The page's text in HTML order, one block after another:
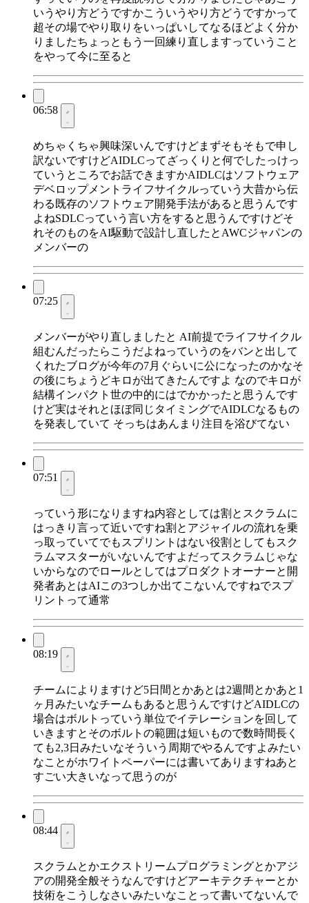
いうやり方どうですかこういうやり方どうですかって
超その場でやり取りをいっぱいしてなるほどよく分か
りましたちょっともう一回練り直しますっていうこと
をやって今に至ると
06:58
めちゃくちゃ興味深いんですけどまずそもそもで申し
訳ないですけどAIDLCってざっくりと何でしたっけっ
ていうところでお話できますかAIDLCはソフトウェア
デベロップメントライフサイクルっていう大昔から伝
わる既存のソフトウェア開発手法があると思うんです
よねSDLCっていう言い方をすると思うんですけどそ
れそのものをAI駆動で設計し直したとAWCジャパンの
メンバーの
07:25
メンバーがやり直しましたと AI前提でライフサイクル
組むんだったらこうだよねっていうのをバンと出して
くれたブログが今年の7月ぐらいに公になったのかなそ
の後にちょうどキロが出てきたんですよ なのでキロが
結構インパクト世の中的にはでかかったと思うんです
けど実はそれとほぼ同じタイミングでAIDLCなるもの
を発表していて そっちはあんまり注目を浴びてない
07:51
っていう形になりますね内容としては割とスクラムに
はっきり言って近いですね割とアジャイルの流れを乗
っ取っていてでもスプリントはない役割としてもスク
ラムマスターがいないんですよだってスクラムじゃな
いからなのでロールとしてはプロダクトオーナーと開
発者あとはAIこの3つしか出てこないんですねでスプ
リントって通常
08:19
チームによりますけど5日間とかあとは2週間とかあと1
ヶ月みたいなチームもあると思うんですけどAIDLCの
場合はボルトっていう単位でイテレーションを回して
いきますとそのボルトの範囲は短いもので数時間長く
ても2,3日みたいなそういう周期でやるんですよみたい
なことがホワイトペーパーには書いてありますねあと
すごい大きいなって思うのが
08:44
スクラムとかエクストリームプログラミングとかアジ
アの開発全般そうなんですけどアーキテクチャーとか
技術をこうしなさいみたいなことって書いてないんで